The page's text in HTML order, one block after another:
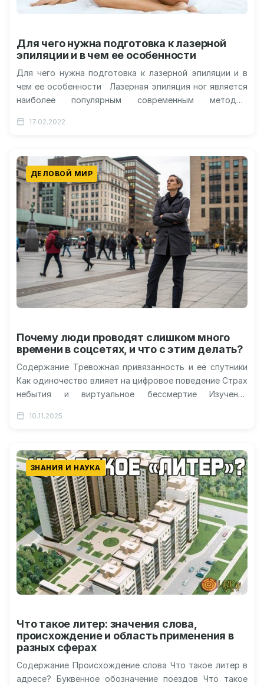
Для чего нужна подготовка к лазерной
эпиляции и в чем ее особенности
Для чего нужна подготовка к лазерной эпиляции и в
чем ее особенности Лазерная эпиляция ног является
наиболее популярным современным методом
17.02.2022
ДЕЛОВОЙ МИР
Почему люди проводят слишком много
времени в соцсетях, и что с этим делать?
Содержание Тревожная привязанность и её спутники
Как одиночество влияет на цифровое поведение Страх
небытия и виртуальное бессмертие Изучение
10.11.2025
ЗНАНИЯ И НАУКА
Что такое литер: значения слова,
происхождение и область применения в
разных сферах
Содержание Происхождение слова Что такое литер в
адресе? Буквенное обозначение поездов Что такое